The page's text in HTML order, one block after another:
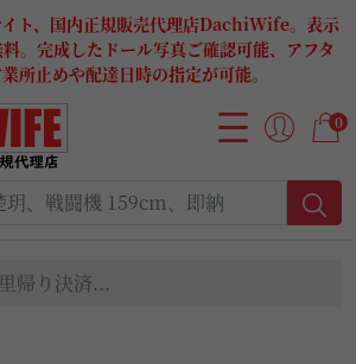
イト、国内正規販売代理店DachiWife。表示
。完成したドール写真ご確認可能、アフタ
所止めや配達日時の指定が可能。
0
帰り決済...